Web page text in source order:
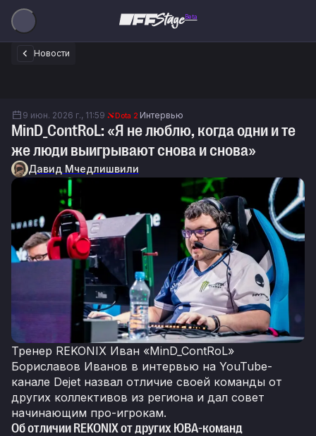
Beta
Новости
9 июн. 2026 г., 11:59 Dota 2 Интервью
MinD_ContRoL: «Я не люблю, когда одни и те
же люди выигрывают снова и снова»
Давид Мчедлишвили
Тренер REKONIX Иван «MinD_ContRoL»
Бориславов Иванов в интервью на YouTube-
канале Dejet назвал отличие своей команды от
других коллективов из региона и дал совет
начинающим про-игрокам.
Об отличии REKONIX от других ЮВА-команд